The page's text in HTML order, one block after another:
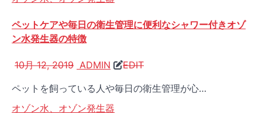
ペットケアや毎日の衛生管理に便利なシャワー付きオゾ
ン水発生器の特徴
10月 12, 2019 ADMIN
EDIT
ペットを飼っている人や毎日の衛生管理が心…
オゾン水、オゾン発生器